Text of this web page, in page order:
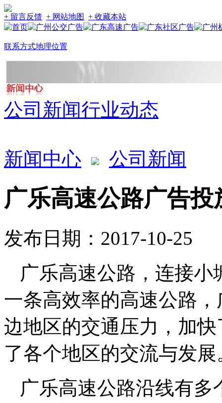
+ 留言反馈 + 网站地图 + 收藏本站
联系方式地理位置
公司新闻行业动态
新闻中心 公司新闻
广乐高速公路广告
发布日期：2017-10-25
广乐高速公路，连接
一条高效率的高速公路
边地区的交通压力，加
了各个地区的交流与发展
广乐高速公路沿线有